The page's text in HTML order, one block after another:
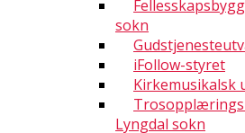
sokn
iFollow-styret
Kirkemusikalsk
Lyngdal sokn